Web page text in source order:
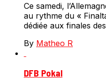
Ce samedi,
au rythme du «
dédiée aux finales
By Matheo R
DFB Pokal